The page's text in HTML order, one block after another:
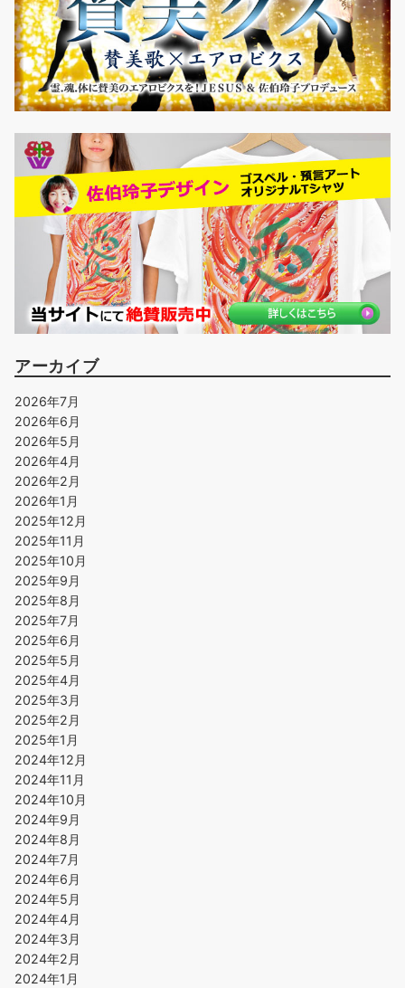
アーカイブ
2026年7月
2026年6月
2026年5月
2026年4月
2026年2月
2026年1月
2025年12月
2025年11月
2025年10月
2025年9月
2025年8月
2025年7月
2025年6月
2025年5月
2025年4月
2025年3月
2025年2月
2025年1月
2024年12月
2024年11月
2024年10月
2024年9月
2024年8月
2024年7月
2024年6月
2024年5月
2024年4月
2024年3月
2024年2月
2024年1月